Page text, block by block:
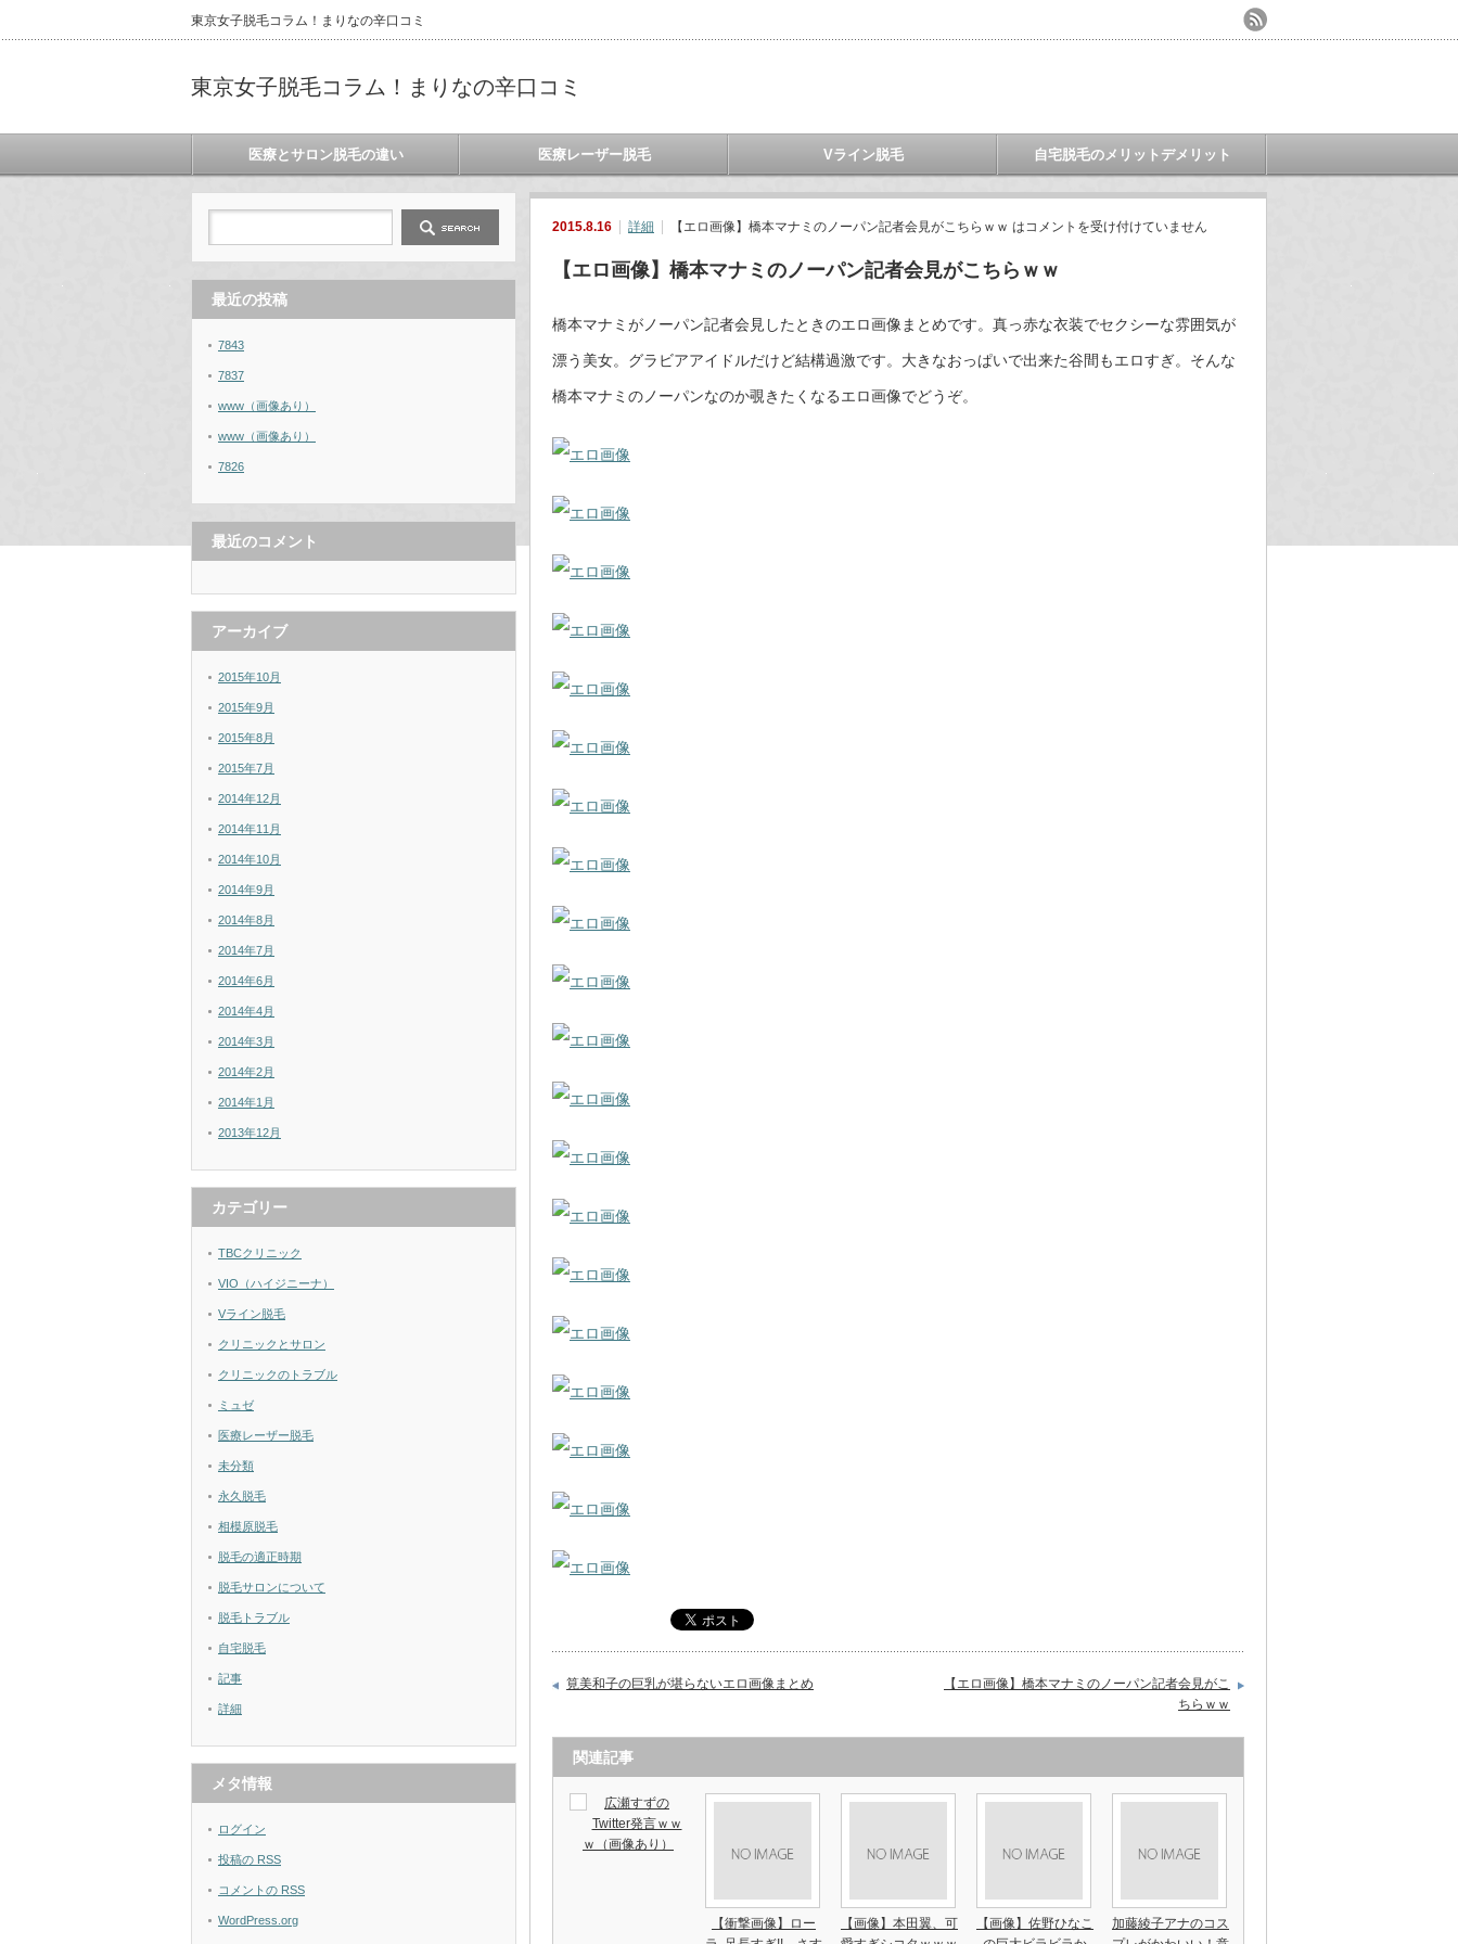
東京女子脱毛コラム！まりなの辛口コミ
東京女子脱毛コラム！まりなの辛口コミ
医療とサロン脱毛の違い 医療レーザー脱毛 Vライン脱毛 自宅脱毛のメリットデメリット
2015.8.16 詳細 【エロ画像】橋本マナミのノーパン記者会見がこちらｗｗ はコメントを受け付けていません
【エロ画像】橋本マナミのノーパン記者会見がこちらｗｗ
橋本マナミがノーパン記者会見したときのエロ画像まとめです。真っ赤な衣装でセクシーな雰囲気が
漂う美女。グラビアアイドルだけど結構過激です。大きなおっぱいで出来た谷間もエロすぎ。そんな
橋本マナミのノーパンなのか覗きたくなるエロ画像でどうぞ。
筧美和子の巨乳が堪らないエロ画像まとめ
【エロ画像】橋本マナミのノーパン記者会見がこ
ちらｗｗ
関連記事
広瀬すずの
Twitter発言ｗｗ
ｗ（画像あり）
【衝撃画像】ロー
【画像】本田翼、可
【画像】佐野ひなこ
加藤綾子アナのコス
最近の投稿
7843
7837
www（画像あり）
www（画像あり）
7826
最近のコメント
アーカイブ
2015年10月
2015年9月
2015年8月
2015年7月
2014年12月
2014年11月
2014年10月
2014年9月
2014年8月
2014年7月
2014年6月
2014年4月
2014年3月
2014年2月
2014年1月
2013年12月
カテゴリー
TBCクリニック
VIO（ハイジニーナ）
Vライン脱毛
クリニックとサロン
クリニックのトラブル
ミュゼ
医療レーザー脱毛
未分類
永久脱毛
相模原脱毛
脱毛の適正時期
脱毛サロンについて
脱毛トラブル
自宅脱毛
記事
詳細
メタ情報
ログイン
投稿の RSS
コメントの RSS
WordPress.org